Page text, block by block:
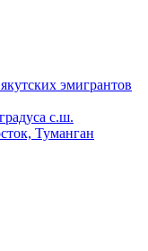
эмигрантов
с.ш.
Туманган